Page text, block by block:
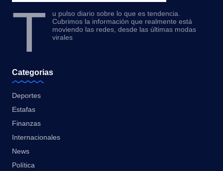
T
u pulso diario sobre lo que es tendencia.
Cubrimos la información que realmente está
moviendo las redes, desde las últimas modas
virales
Categorias
Deportes
Estafas
Finanzas
Internacionales
News
Política